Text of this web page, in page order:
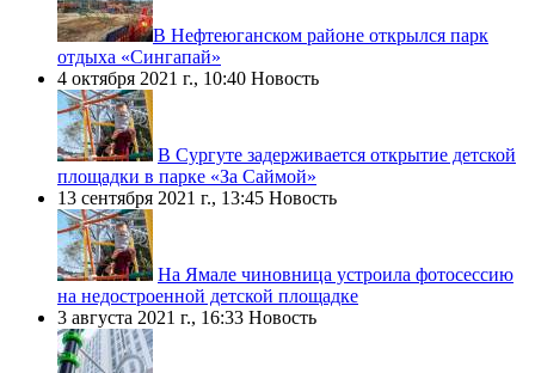
​В Нефтеюганском районе открылся парк
отдыха «Сингапай»
4 октября 2021 г., 10:40 Новость
В Сургуте задерживается открытие детской
площадки в парке «За Саймой»
13 сентября 2021 г., 13:45 Новость
На Ямале чиновница устроила фотосессию
на недостроенной детской площадке
3 августа 2021 г., 16:33 Новость